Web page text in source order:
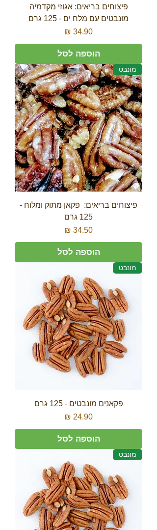
פיצוחים בריאים: אגוזי מקדמיה
מונבטים עם מלח ים - 125 גרם
מחיר
הוספה לסל
מונבט
פיצוחים בריאים: פקאן מתוק ומלוח -
125 גרם
מחיר
הוספה לסל
מונבט
פקאנים מונבטים - 125 גרם
מחיר
הוספה לסל
מונבט